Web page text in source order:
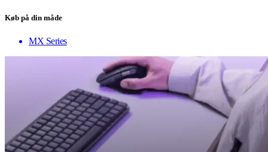
Køb på din måde
MX Series